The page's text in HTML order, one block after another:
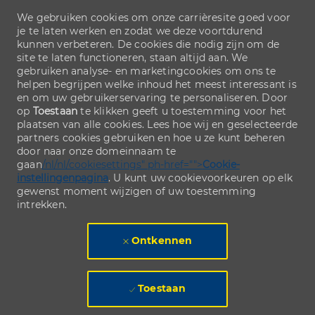
We gebruiken cookies om onze carrièresite goed voor
je te laten werken en zodat we deze voortdurend
kunnen verbeteren. De cookies die nodig zijn om de
site te laten functioneren, staan altijd aan. We
gebruiken analyse- en marketingcookies om ons te
helpen begrijpen welke inhoud het meest interessant is
en om uw gebruikerservaring te personaliseren. Door
op Toestaan te klikken geeft u toestemming voor het
plaatsen van alle cookies. Lees hoe wij en geselecteerde
partners cookies gebruiken en hoe u ze kunt beheren
door naar onze domeinnaam te
gaan/nl/nl/cookiesettings" ph-href="">Cookie-
instellingenpagina. U kunt uw cookievoorkeuren op elk
gewenst moment wijzigen of uw toestemming
intrekken.
Ontkennen
Toestaan